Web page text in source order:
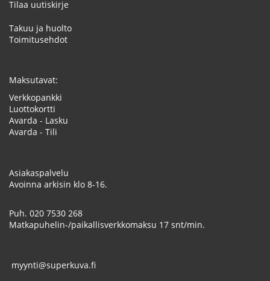
Tilaa uutiskirje
Takuu ja huolto
Toimitusehdot
Maksutavat:
Verkkopankki
Luottokortti
Avarda - Lasku
Avarda - Tili
Asiakaspalvelu
Avoinna arkisin klo 8-16.
Puh. 020 7530 268
Matkapuhelin-/paikallisverkkomaksu 17 snt/min.
myynti@superkuva.fi